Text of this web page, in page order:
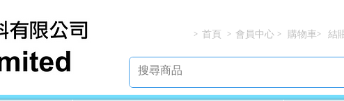
> > > >
首頁 會員中心 購物車 結